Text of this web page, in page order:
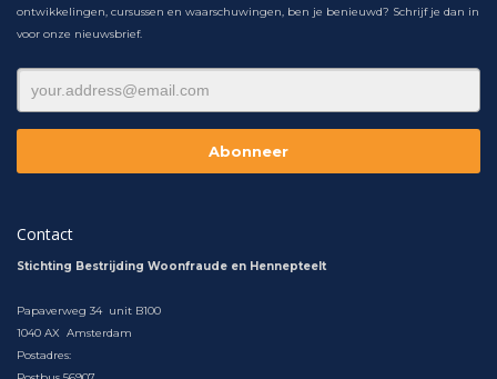
ontwikkelingen, cursussen en waarschuwingen, ben je benieuwd? Schrijf je dan in
voor onze nieuwsbrief.
Contact
Stichting Bestrijding Woonfraude en Hennepteelt
Papaverweg 34 unit B100
1040 AX Amsterdam
Postadres: